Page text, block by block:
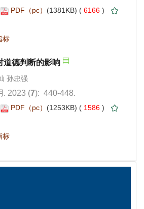
6166 )
孙忠强
): 440-448.
1586 )